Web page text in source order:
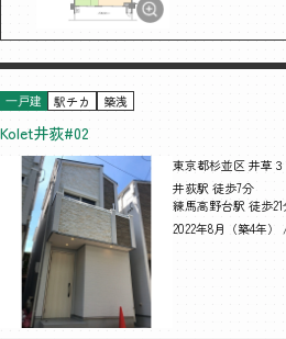
一戸建 駅チカ 築浅
Kolet井荻#02
東京都杉並区 井草
井荻駅 徒歩7分
練馬高野台駅 徒歩21
2022年8月（築4年）